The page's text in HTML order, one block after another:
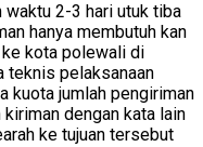
waktu 2-3 hari utuk tiba
hanya membutuh kan
kota polewali di
teknis pelaksanaan
kuota jumlah pengiriman
dengan kata lain
ke tujuan tersebut